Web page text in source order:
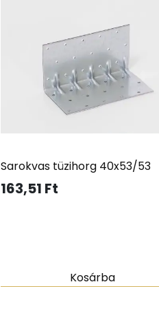
Sarokvas tüzihorg 40x53/53
163,51 Ft
Kosárba